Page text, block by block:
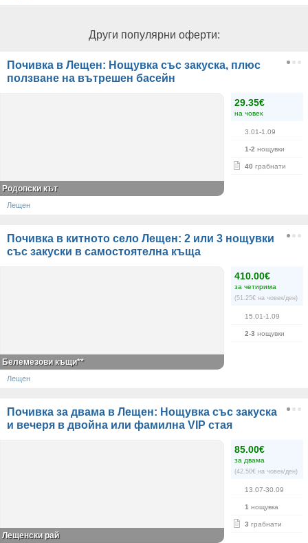
Други популярни оферти:
Почивка в Лещен: Нощувка със закуска, плюс
ползване на вътрешен басейн
29.35€
на човек
3.01-1.09
1-2 нощувки
40 грабнати
Родопски кът
Лещен
Почивка в китното село Лещен: 2 или 3 нощувки
със закуски в самостоятелна къща
410.00€
за четирима
(51.25€ на човек/ден)
15.01-1.09
2-3 нощувки
Белемезови къщи**
Лещен
Почивка за двама в Лещен: Нощувка със закуска
и вечеря в двойна или фамилна VIP стая
85.00€
за двама
(42.50€ на човек/ден)
13.07-30.09
1 нощувка
3 грабнати
Лещенски рай